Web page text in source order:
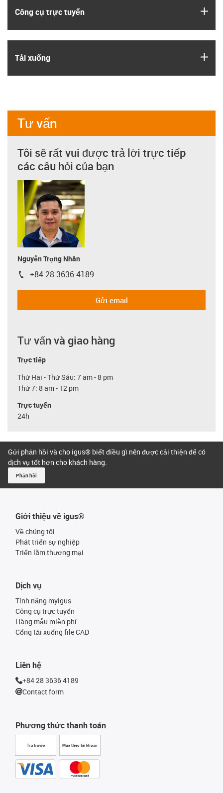
Công cụ trực tuyến
Tải xuống
Tư vấn
Tôi sẽ rất vui được trả lời trực tiếp
các câu hỏi của bạn
Nguyễn Trọng Nhân
igus-icon-phone
+84 28 3636 4189
Gửi email
Tư vấn và giao hàng
Trực tiếp
Thứ Hai - Thứ Sáu: 7 am - 8 pm
Thứ 7: 8 am - 12 pm
Trực tuyến
24h
Gửi phản hồi và cho igus® biết điều gì nên được cải thiện để có
dịch vụ tốt hơn cho khách hàng.
Phản hồi
Giới thiệu về igus®
Về chúng tôi
Phát triển sự nghiệp
Triển lãm thương mại
Phương thức thanh toán
Trả trước Mua theo tài khoản
Dịch vụ
Tính năng myigus
Công cụ trực tuyến
Hàng mẫu miễn phí
Cổng tải xuống file CAD
Liên hệ
+84 28 3636 4189
Contact form